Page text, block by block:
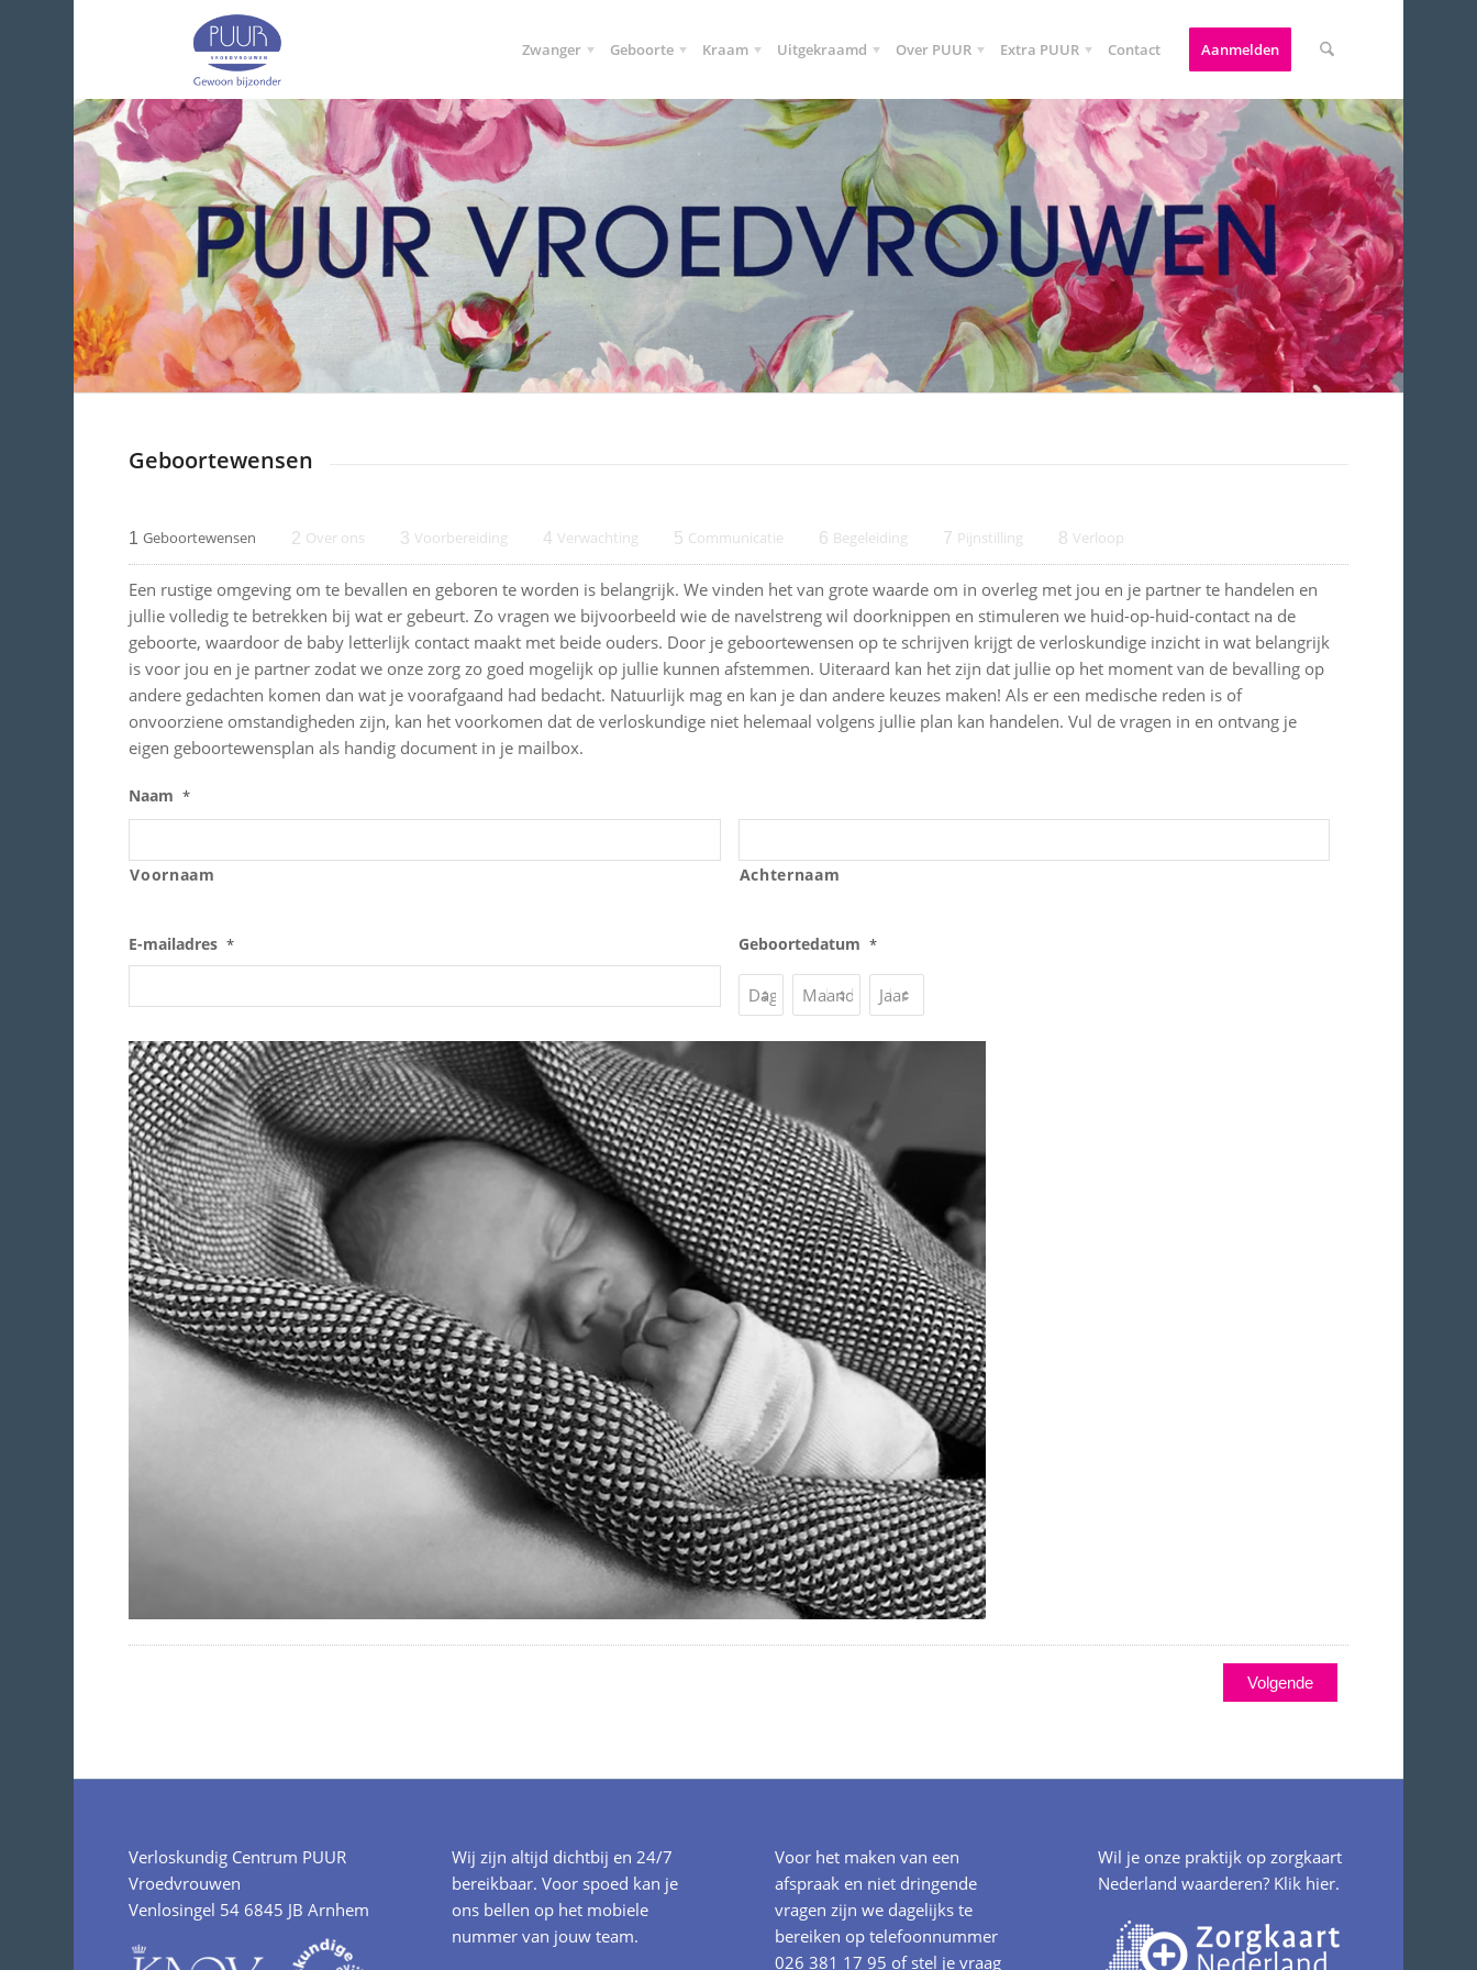
Zwanger Geboorte Kraam Uitgekraamd Over PUUR Extra PUUR Contact Aanmelden
Geboortewensen
1 Geboortewensen 2 Over ons 3 Voorbereiding 4 Verwachting 5 Communicatie 6 Begeleiding 7 Pijnstilling 8 Verloop
Een rustige omgeving om te bevallen en geboren te worden is belangrijk. We vinden het van grote waarde om in overleg met jou en je partner te handelen en
jullie volledig te betrekken bij wat er gebeurt. Zo vragen we bijvoorbeeld wie de navelstreng wil doorknippen en stimuleren we huid-op-huid-contact na de
geboorte, waardoor de baby letterlijk contact maakt met beide ouders. Door je geboortewensen op te schrijven krijgt de verloskundige inzicht in wat belangrijk
is voor jou en je partner zodat we onze zorg zo goed mogelijk op jullie kunnen afstemmen. Uiteraard kan het zijn dat jullie op het moment van de bevalling op
andere gedachten komen dan wat je voorafgaand had bedacht. Natuurlijk mag en kan je dan andere keuzes maken! Als er een medische reden is of
onvoorziene omstandigheden zijn, kan het voorkomen dat de verloskundige niet helemaal volgens jullie plan kan handelen. Vul de vragen in en ontvang je
eigen geboortewensplan als handig document in je mailbox.
Naam *
Voornaam Achternaam
E-mailadres * Geboortedatum *
Dag Maand Jaar
Verloskundig Centrum PUUR
Vroedvrouwen
Venlosingel 54 6845 JB Arnhem
Wij zijn altijd dichtbij en 24/7
bereikbaar. Voor spoed kan je
ons bellen op het mobiele
nummer van jouw team.
Voor het maken van een
afspraak en niet dringende
vragen zijn we dagelijks te
bereiken op telefoonnummer
026 381 17 95 of stel je vraag
Wil je onze praktijk op zorgkaart
Nederland waarderen? Klik hier.